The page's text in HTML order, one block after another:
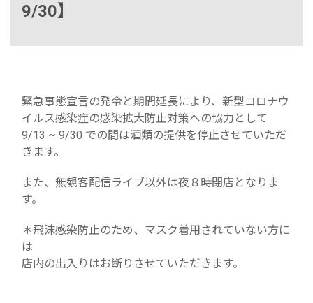
9/30】
緊急事態宣言の発令と期間延長により、新型コロナウ
イルス感染症の感染拡大防止対策への協力として
9/13 ~ 9/30 での間は酒類の提供を停止させていただ
きます。
また、無観客配信ライブ以外は夜８時閉店となりま
す。
＊飛沫感染防止のため、マスク着用されていない方に
は
店内の出入りはお断りさせていただきます。